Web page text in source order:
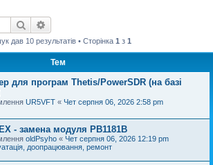
Пошук
дав 10 результатів • Сторінка 1 з 1
Тем
для програм Thetis/PowerSDR (на базі
UR5VFT « Чет серпня 06, 2026 2:58 pm
- замена модуля PB1181B
oldPsyho « Чет серпня 06, 2026 12:19 pm
доопрацювання, ремонт